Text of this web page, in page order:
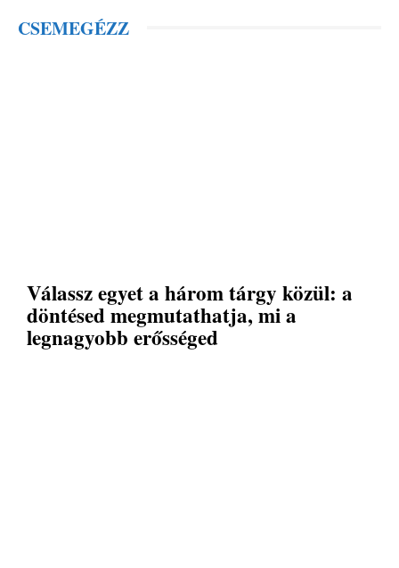
CSEMEGÉZZ
Válassz egyet a három tárgy közül: a
döntésed megmutathatja, mi a
legnagyobb erősséged